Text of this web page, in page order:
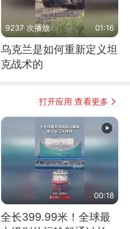
9237 次播放 01:16
乌克兰是如何重新定义坦
克战术的
打开应用 查看更多
00:18
全长399.99米！全球最